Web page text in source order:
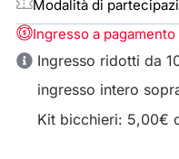
Modalità di
Ingresso a pagamento
Ingresso ridotti da
ingresso intero
Kit bicchieri: 5,00€